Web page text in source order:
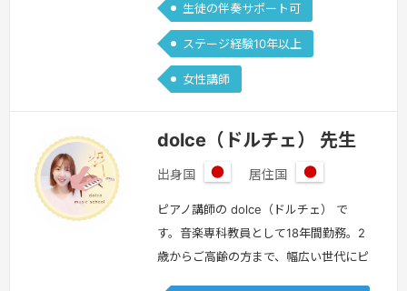
生徒の伴奏サポート可
ステージ経験10年以上
女性講師
dolce（ドルチェ） 先生
出身国
本
居住国
本
ピアノ講師の dolce（ドルチェ） で
す。音楽専科教員として18年間勤務。2
歳からご高齢の方まで、幅広い世代にピ